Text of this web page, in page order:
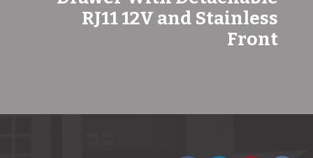
RJ11 12V and Stainless
Front